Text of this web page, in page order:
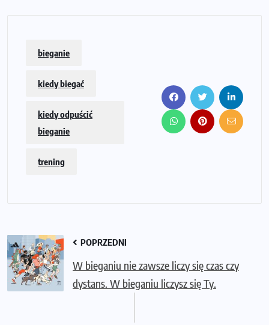
bieganie
kiedy biegać
kiedy odpuścić
bieganie
trening
POPRZEDNI
W bieganiu nie zawsze liczy się czas czy
dystans. W bieganiu liczysz się Ty.